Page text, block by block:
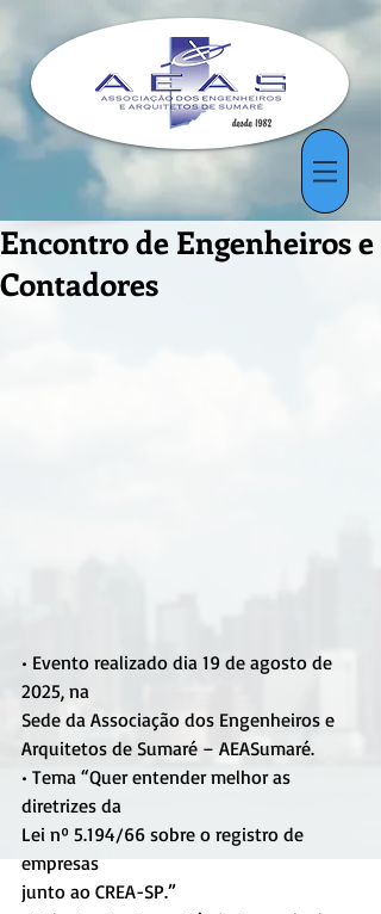
Encontro de Engenheiros e
Contadores
• Evento realizado dia 19 de agosto de
2025, na
Sede da Associação dos Engenheiros e
Arquitetos de Sumaré – AEASumaré.
• Tema “Quer entender melhor as
diretrizes da
Lei nº 5.194/66 sobre o registro de
empresas
junto ao CREA-SP.”